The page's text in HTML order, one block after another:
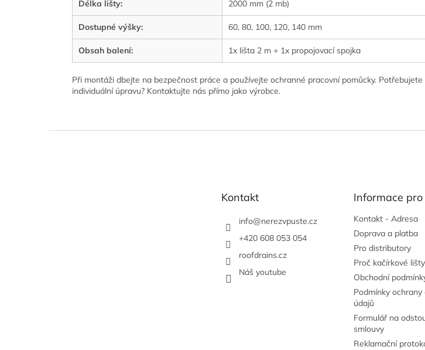
Délka lišty: 2000 mm (2 mb)
Dostupné výšky: 60, 80, 100, 120, 140 mm
Obsah balení: 1x lišta 2 m + 1x propojovací spojka
Při montáži dbejte na bezpečnost práce a používejte ochranné pracovní pomůcky.
individuální úpravu? Kontaktujte nás přímo jako výrobce.
Kontakt
info@nerezvpuste.cz
+420 608 053 054
roofdrains.cz
Náš youtube
Informace pro
Kontakt - Adresa
Doprava a platba
Pro distributory
Proč kačírkové
Obchodní
Podmínky ochrany
údajů
Formulář na
smlouvy
Reklamační